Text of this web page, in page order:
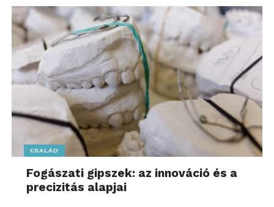
CSALÁD
Fogászati gipszek: az innováció és a
precizitás alapjai